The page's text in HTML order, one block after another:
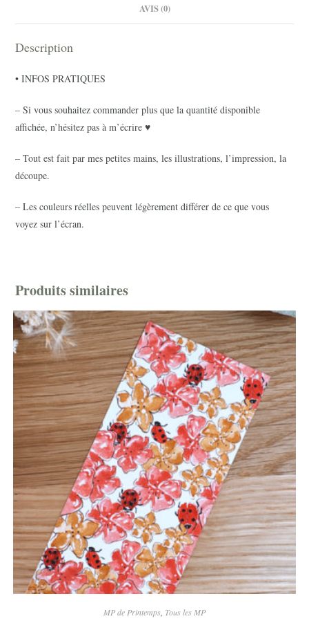
AVIS (0)
Description
• INFOS PRATIQUES
– Si vous souhaitez commander plus que la quantité disponible
affichée, n’hésitez pas à m’écrire ♥
– Tout est fait par mes petites mains, les illustrations, l’impression, la
découpe.
– Les couleurs réelles peuvent légèrement différer de ce que vous
voyez sur l’écran.
Produits similaires
MP de Printemps, Tous les MP